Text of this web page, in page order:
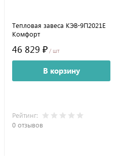
Тепловая завеса КЭВ-9П2021E
Комфорт
46 829 ₽ / шт
В корзину
Рейтинг:
0 отзывов